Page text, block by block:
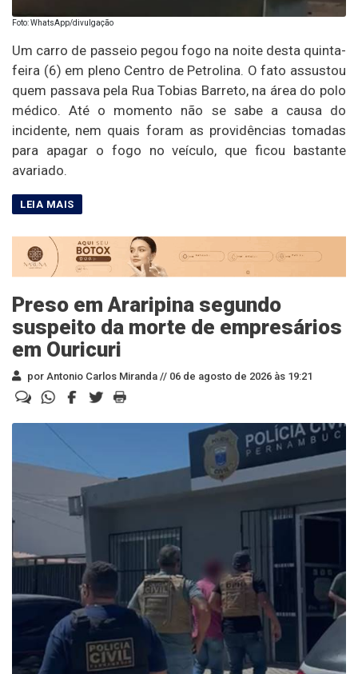
Foto: WhatsApp/divulgação
Um carro de passeio pegou fogo na noite desta quinta-
feira (6) em pleno Centro de Petrolina. O fato assustou
quem passava pela Rua Tobias Barreto, na área do polo
médico. Até o momento não se sabe a causa do
incidente, nem quais foram as providências tomadas
para apagar o fogo no veículo, que ficou bastante
avariado.
Preso em Araripina segundo
suspeito da morte de empresários
em Ouricuri
por Antonio Carlos Miranda // 06 de agosto de 2026 às 19:21